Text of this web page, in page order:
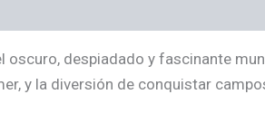
oscuro, despiadado y fascinante
y la diversión de conquistar